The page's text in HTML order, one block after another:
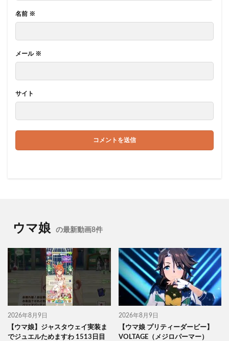
名前 ※
メール ※
サイト
ウマ娘 の最新動画8件
2026年8月9日
【ウマ娘】ジャスタウェイ実装ま
でジュエルためますわ 1513日目
2026年8月9日
【ウマ娘 プリティーダービー】
VOLTAGE（メジロパーマー）